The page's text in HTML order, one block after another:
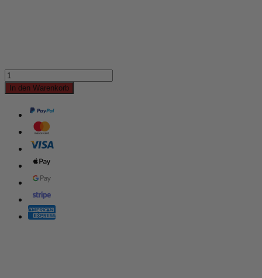
In den Warenkorb